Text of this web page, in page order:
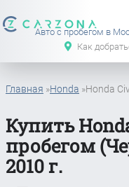
Авто с пробегом в
Как
Главная »Honda »Honda
Купить
пробегом
2010 г.